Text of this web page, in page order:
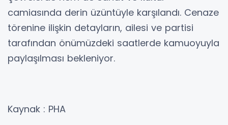
camiasında derin üzüntüyle karşılandı. Cenaze
törenine ilişkin detayların, ailesi ve partisi
tarafından önümüzdeki saatlerde kamuoyuyla
paylaşılması bekleniyor.
Kaynak : PHA